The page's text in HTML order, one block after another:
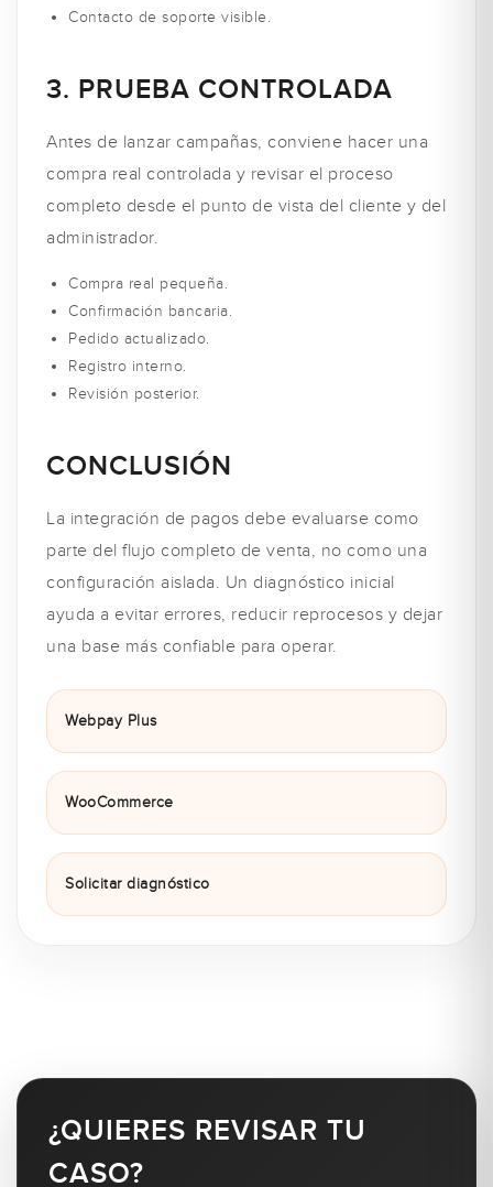
Contacto de soporte visible.
3. PRUEBA CONTROLADA
Antes de lanzar campañas, conviene hacer una
compra real controlada y revisar el proceso
completo desde el punto de vista del cliente y del
administrador.
Compra real pequeña.
Confirmación bancaria.
Pedido actualizado.
Registro interno.
Revisión posterior.
CONCLUSIÓN
La integración de pagos debe evaluarse como
parte del flujo completo de venta, no como una
configuración aislada. Un diagnóstico inicial
ayuda a evitar errores, reducir reprocesos y dejar
una base más confiable para operar.
Webpay Plus
WooCommerce
Solicitar diagnóstico
¿QUIERES REVISAR TU
CASO?